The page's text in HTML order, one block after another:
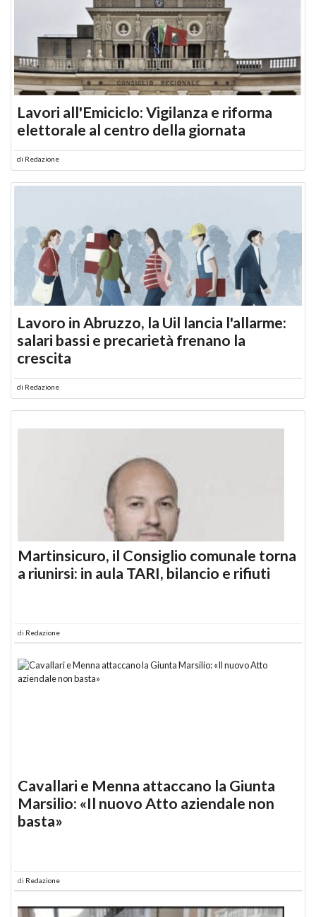
Lavori all'Emiciclo: Vigilanza e riforma
elettorale al centro della giornata
di Redazione
Lavoro in Abruzzo, la Uil lancia l'allarme:
salari bassi e precarietà frenano la
crescita
di Redazione
Martinsicuro, il Consiglio comunale torna
a riunirsi: in aula TARI, bilancio e rifiuti
di Redazione
Cavallari e Menna attaccano la Giunta
Marsilio: «Il nuovo Atto aziendale non
basta»
di Redazione